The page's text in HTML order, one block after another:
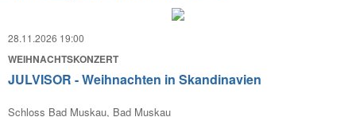
28.11.2026 19:00
WEIHNACHTSKONZERT
JULVISOR - Weihnachten in Skandinavien
Schloss Bad Muskau, Bad Muskau